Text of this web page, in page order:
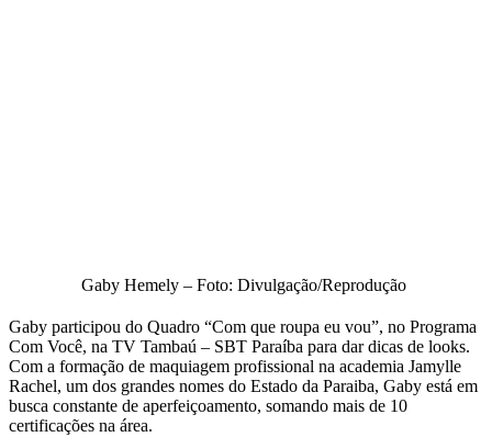
Gaby Hemely – Foto: Divulgação/Reprodução
Gaby participou do Quadro “Com que roupa eu vou”, no Programa
Com Você, na TV Tambaú – SBT Paraíba para dar dicas de looks.
Com a formação de maquiagem profissional na academia Jamylle
Rachel, um dos grandes nomes do Estado da Paraiba, Gaby está em
busca constante de aperfeiçoamento, somando mais de 10
certificações na área.